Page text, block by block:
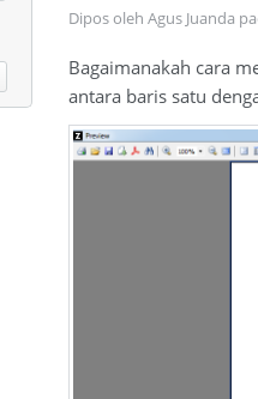
Dipos oleh Agus Juanda
Bagaimanakah cara
antara baris satu